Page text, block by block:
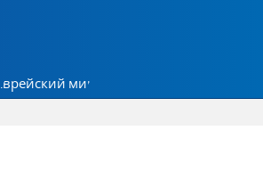
Еврейский мир